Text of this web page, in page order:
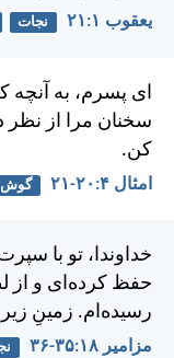
يعقوب ۱:‏۲۱ نجات
ای پسرم، به
سخنان مرا از نظر
كن.
امثال ۴:‏۲۰-‏۲۱ گوش
خداوندا، تو با
حفظ كرده‌ای و
رسيده‌ام. زمينِ زير
مزامير ۱۸:‏۳۵-‏۳۶